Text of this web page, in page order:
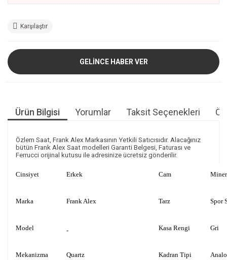
Karşılaştır
GELİNCE HABER VER
Ürün Bilgisi Yorumlar Taksit Seçenekleri
Özlem Saat, Frank Alex Markasının Yetkili Satıcısıdır. Alacağınız
bütün Frank Alex Saat modelleri Garanti Belgesi, Faturası ve
Ferrucci orijinal kutusu ile adresinize ücretsiz gönderilir.
Cinsiyet Erkek Cam
Marka Frank Alex Tarz Spor
Model - Kasa Rengi Gri
Mekanizma Quartz Kadran Tipi